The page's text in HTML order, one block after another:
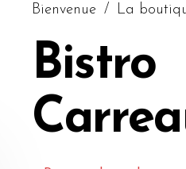
Bienvenue / La
Bistro